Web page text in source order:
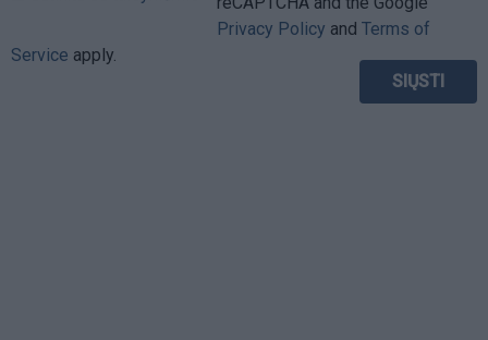
Privacy Policy and Terms of
Service apply.